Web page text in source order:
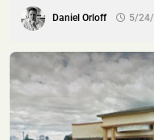
Daniel Orloff 5/24/